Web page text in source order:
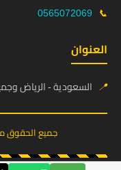
📞
0565072069
العنوان
📍 السعودية - الرياض
جميع الحقوق